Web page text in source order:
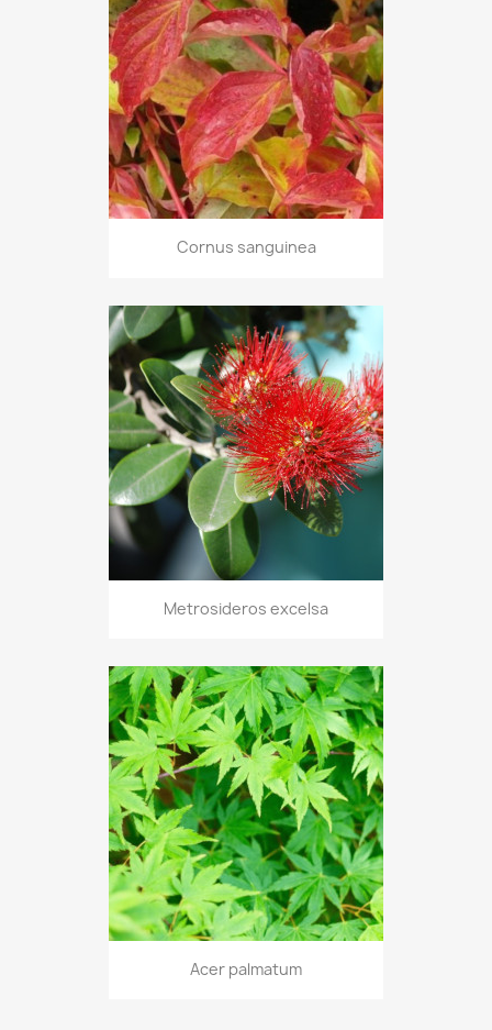
Cornus sanguinea
Metrosideros excelsa
Acer palmatum